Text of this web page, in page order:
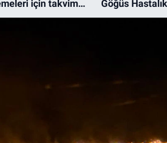
için takvim
Göğüs
Erden'den kritik